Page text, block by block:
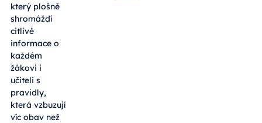
který plošně
shromáždí
citlivé
informace o
každém
žákovi i
učiteli s
pravidly,
která vzbuzují
víc obav než